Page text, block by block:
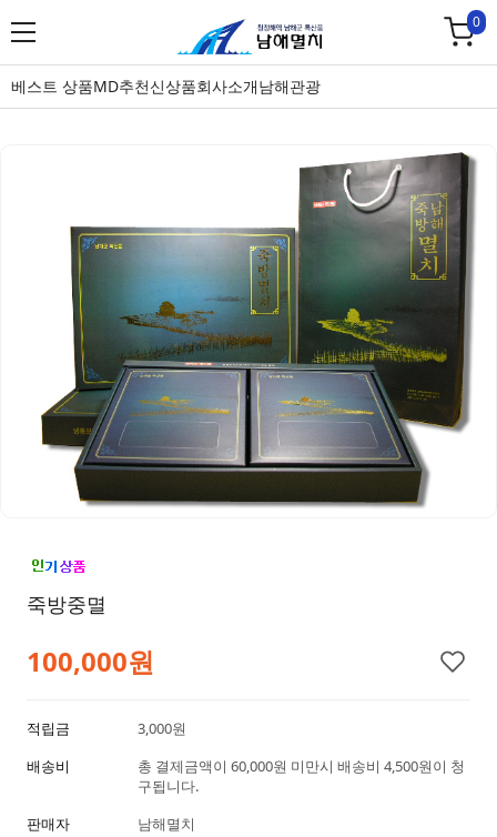
0
베스트 상품MD추천신상품회사소개남해관광
죽방중멸
100,000원
적립금
3,000원
배송비
총 결제금액이 60,000원 미만시 배송비 4,500원이 청
구됩니다.
판매자
남해멸치